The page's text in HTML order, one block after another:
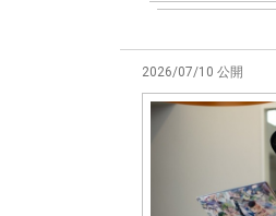
2026/07/10 公開